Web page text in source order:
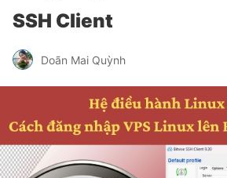
SSH Client
Doãn Mai Quỳnh